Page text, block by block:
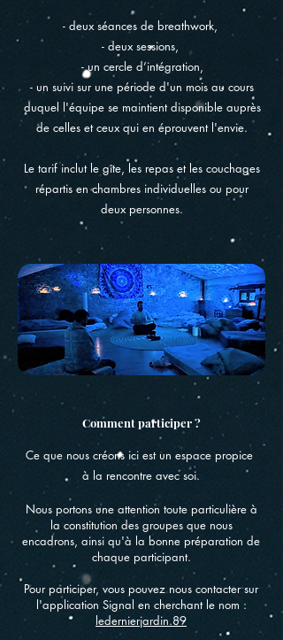
- deux séances de breathwork,
- deux sessions,
- un cercle d’intégration,
- un suivi sur une période d'un mois au cours
duquel l'équipe se maintient disponible auprès
de celles et ceux qui en éprouvent l'envie.​
Le tarif inclut le gîte, les repas et les couchages
répartis en chambres individuelles ou pour
deux personnes.
Comment participer ?
Ce que nous créons ici est un espace propice
à la rencontre avec soi.
Nous portons une attention toute particulière à
la constitution des groupes que nous
encadrons, ainsi qu'à la bonne préparation de
chaque participant.
Pour participer, vous pouvez nous contacter sur
l'application Signal en cherchant le nom :
ledernierjardin.89